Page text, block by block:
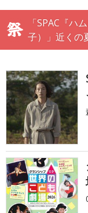
「SPAC『ハ
子）」近くの